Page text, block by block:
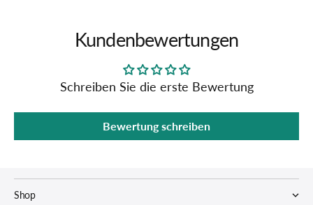
Kundenbewertungen
Schreiben Sie die erste Bewertung
Bewertung schreiben
Shop